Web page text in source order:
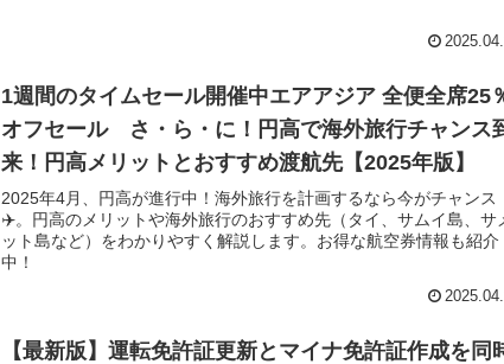
1週間のタイムセール開催中エアアジア 全便全席25
オフセール さ・ら・に！円高で海外旅行チャンス
来！円高メリットとおすすめ渡航先【2025年版】
2025年4月、円高が進行中！海外旅行を計画するなら今がチャンス
✈️。円高のメリットや海外旅行のおすすめ先（タイ、サムイ島、サ
ット島など）をわかりやすく解説します。お得な航空券情報も紹介
中！
【最新版】運転免許証更新とマイナ免許証作成を同